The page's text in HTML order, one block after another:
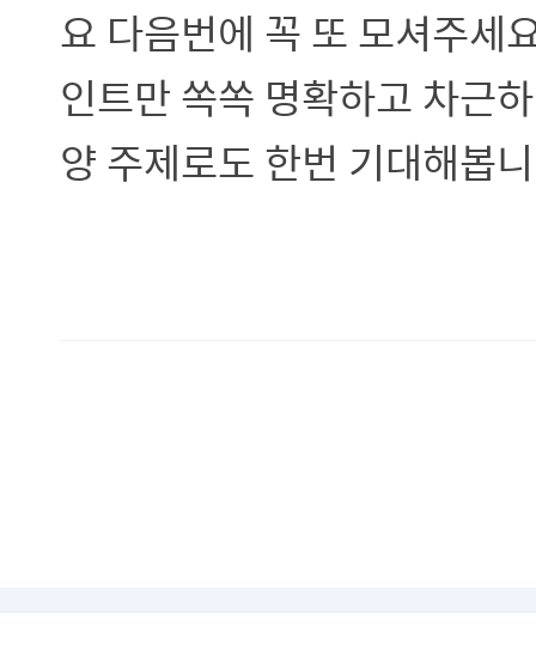
요 다음번에 꼭 또 모셔주세
인트만 쏙쏙 명확하고 차근
양 주제로도 한번 기대해봅